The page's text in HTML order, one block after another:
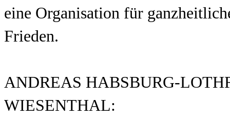
eine Organisation für
Frieden.
ANDREAS HABSBURG-
WIESENTHAL: